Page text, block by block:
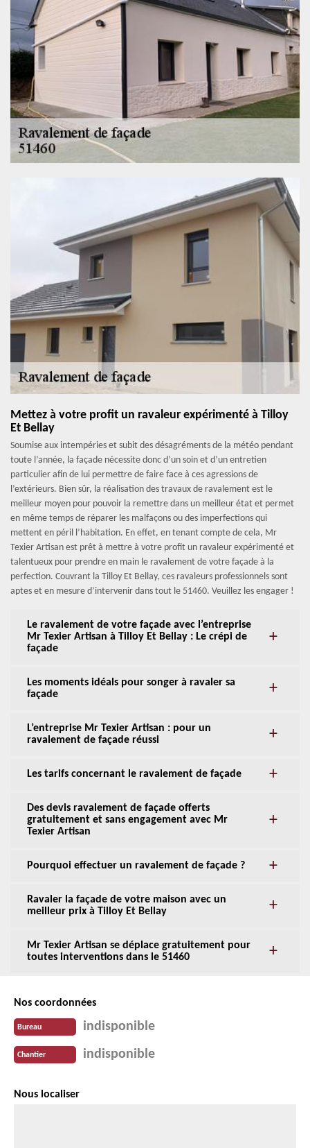
Mettez à votre profit un ravaleur expérimenté à Tilloy
Et Bellay
Soumise aux intempéries et subit des désagréments de la météo pendant
toute l’année, la façade nécessite donc d’un soin et d’un entretien
particulier afin de lui permettre de faire face à ces agressions de
l’extérieurs. Bien sûr, la réalisation des travaux de ravalement est le
meilleur moyen pour pouvoir la remettre dans un meilleur état et permet
en même temps de réparer les malfaçons ou des imperfections qui
mettent en péril l’habitation. En effet, en tenant compte de cela, Mr
Texier Artisan est prêt à mettre à votre profit un ravaleur expérimenté et
talentueux pour prendre en main le ravalement de votre façade à la
perfection. Couvrant la Tilloy Et Bellay, ces ravaleurs professionnels sont
aptes et en mesure d’intervenir dans tout le 51460. Veuillez les engager !
Le ravalement de votre façade avec l’entreprise
Mr Texier Artisan à Tilloy Et Bellay : Le crépi de
façade
Les moments idéals pour songer à ravaler sa
façade
L’entreprise Mr Texier Artisan : pour un
ravalement de façade réussi
Les tarifs concernant le ravalement de façade
Des devis ravalement de façade offerts
gratuitement et sans engagement avec Mr
Texier Artisan
Pourquoi effectuer un ravalement de façade ?
Ravaler la façade de votre maison avec un
meilleur prix à Tilloy Et Bellay
Mr Texier Artisan se déplace gratuitement pour
toutes interventions dans le 51460
Nos coordonnées
Bureau indisponible
Chantier indisponible
Nous localiser